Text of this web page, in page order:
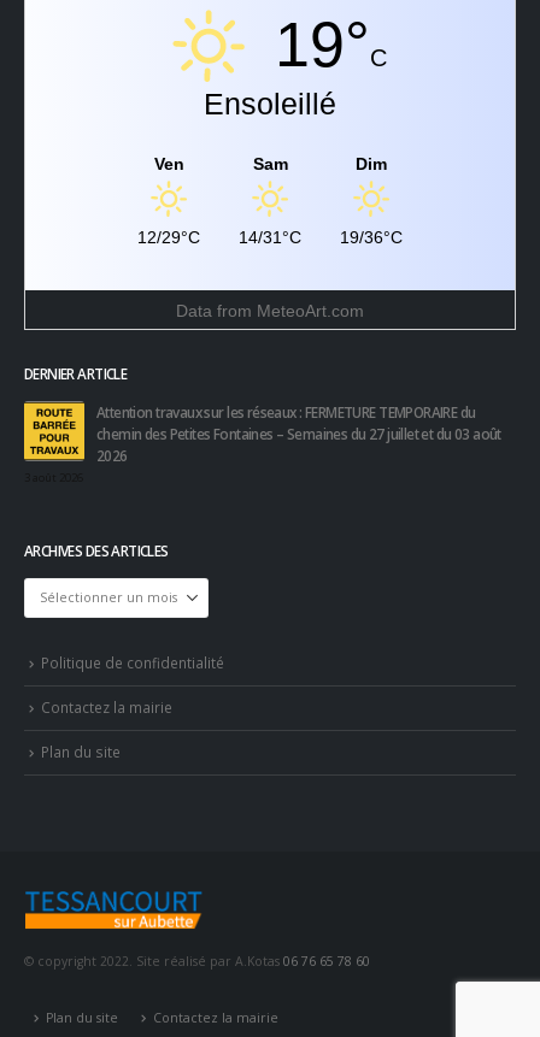
19°C
Ensoleillé
Ven
12/29°C
Sam
14/31°C
Dim
19/36°C
Data from MeteoArt.com
DERNIER ARTICLE
Attention travaux sur les réseaux : FERMETURE TEMPORAIRE du
chemin des Petites Fontaines – Semaines du 27 juillet et du 03 août
2026
ARCHIVES DES ARTICLES
Archives
des
Politique de confidentialité
Contactez la mairie
Plan du site
© copyright 2022. Site réalisé par A.Kotas 06 76 65 78 60
Plan du site Contactez la mairie